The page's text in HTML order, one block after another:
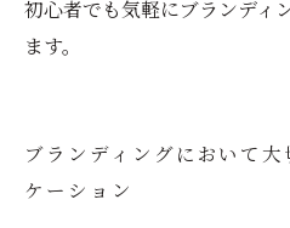
初心者でも気軽にブランディ
ます。
ブランディングにおいて
ケーション